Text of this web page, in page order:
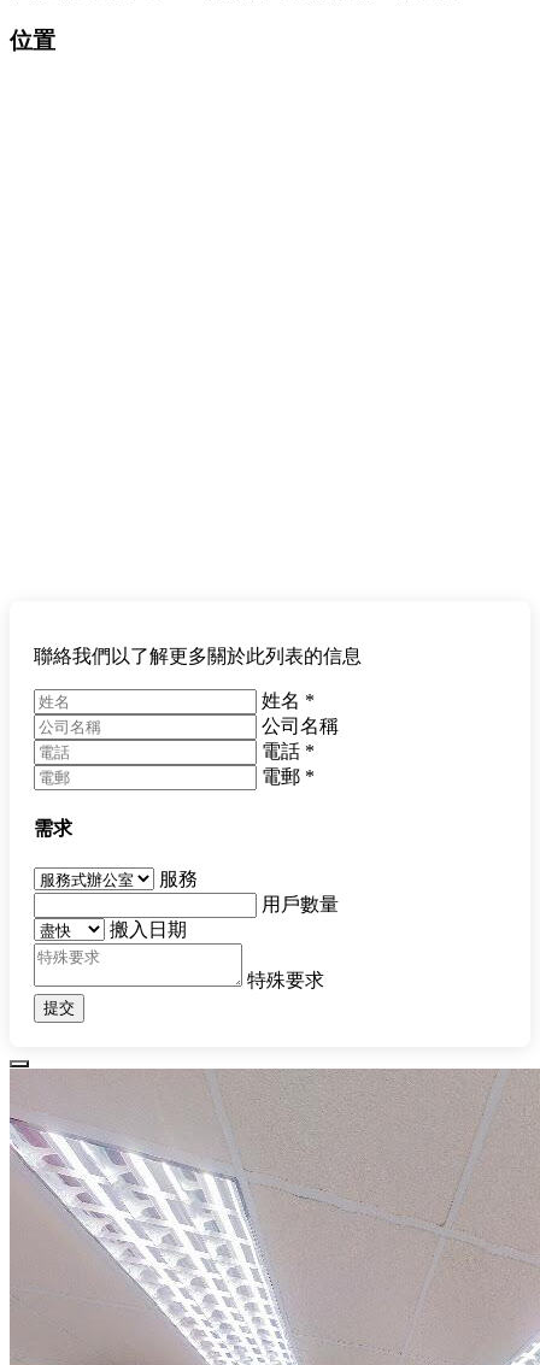
位置
聯絡我們以了解更多關於此列表的信息
姓名 *
公司名稱
電話 *
電郵 *
需求
服務
用戶數量
搬入日期
特殊要求
提交